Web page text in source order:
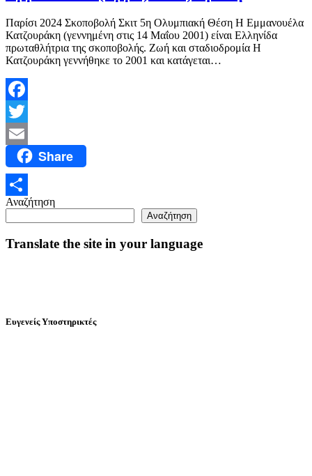
Παρίσι 2024 Σκοποβολή Σκιτ 5η Ολυμπιακή Θέση Η Εμμανουέλα
Κατζουράκη (γεννημένη στις 14 Μαΐου 2001) είναι Ελληνίδα
πρωταθλήτρια της σκοποβολής. Ζωή και σταδιοδρομία Η
Κατζουράκη γεννήθηκε το 2001 και κατάγεται…
Facebook
Twitter
Email Share
Μοιραστείτε
Αναζήτηση
Αναζήτηση
Translate the site in your language
Ευγενείς Υποστηρικτές